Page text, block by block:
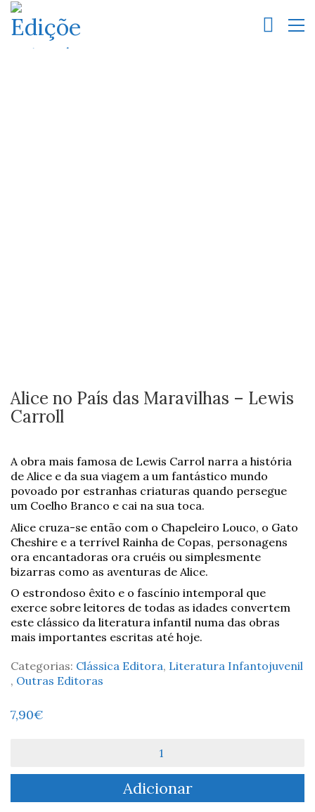
Alice no País das Maravilhas – Lewis
Carroll
A obra mais famosa de Lewis Carrol narra a história
de Alice e da sua viagem a um fantástico mundo
povoado por estranhas criaturas quando persegue
um Coelho Branco e cai na sua toca.
Alice cruza-se então com o Chapeleiro Louco, o Gato
Cheshire e a terrível Rainha de Copas, personagens
ora encantadoras ora cruéis ou simplesmente
bizarras como as aventuras de Alice.
O estrondoso êxito e o fascínio intemporal que
exerce sobre leitores de todas as idades convertem
este clássico da literatura infantil numa das obras
mais importantes escritas até hoje.
Categorias: Clássica Editora, Literatura Infantojuvenil
, Outras Editoras
7,90€
Alice
País
Adicionar